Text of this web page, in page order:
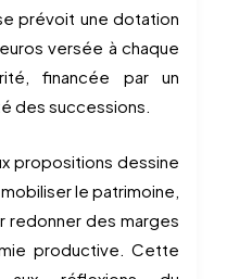
prévoit une dotation
versée à chaque
financée par un
des successions.
propositions dessine
le patrimoine,
redonner des marges
productive. Cette